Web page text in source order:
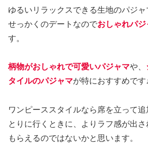
ゆるいリラックスできる生地のパジャ
せっかくのデートなのでおしゃれパジ
す。
柄物がおしゃれで可愛いパジャマや、
タイルのパジャマが特におすすめです
ワンピーススタイルなら席を立って
とりに行くときに、よりラフ感が出
もらえるのではないかと思います。